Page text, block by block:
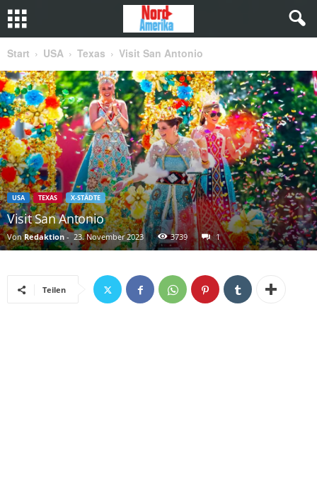
Start USA Texas Visit San Antonio
USA TEXAS X-STÄDTE
Visit San Antonio
Von Redaktion - 23. November 2023 3739 1
Teilen